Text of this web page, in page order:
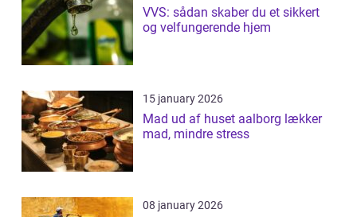
VVS: sådan skaber du et sikkert
og velfungerende hjem
15 january 2026
Mad ud af huset aalborg lækker
mad, mindre stress
08 january 2026